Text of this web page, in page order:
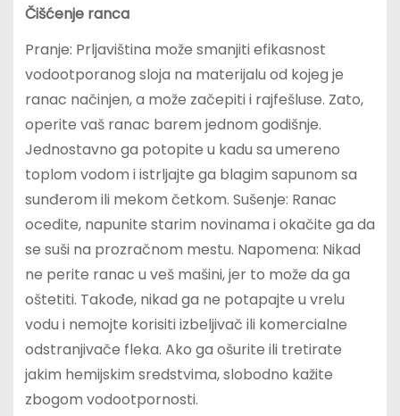
Čišćenje ranca
Pranje: Prljaviština može smanjiti efikasnost
vodootporanog sloja na materijalu od kojeg je
ranac načinjen, a može začepiti i rajfešluse. Zato,
operite vaš ranac barem jednom godišnje.
Jednostavno ga potopite u kadu sa umereno
toplom vodom i istrljajte ga blagim sapunom sa
sunđerom ili mekom četkom. Sušenje: Ranac
ocedite, napunite starim novinama i okačite ga da
se suši na prozračnom mestu. Napomena: Nikad
ne perite ranac u veš mašini, jer to može da ga
oštetiti. Takođe, nikad ga ne potapajte u vrelu
vodu i nemojte korisiti izbeljivač ili komercialne
odstranjivače fleka. Ako ga ošurite ili tretirate
jakim hemijskim sredstvima, slobodno kažite
zbogom vodootpornosti.